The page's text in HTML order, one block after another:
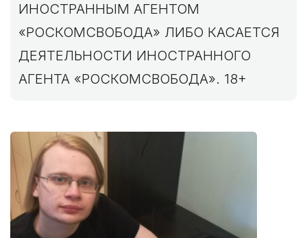
ИНОСТРАННЫМ АГЕНТОМ
«РОСКОМСВОБОДА» ЛИБО КАСАЕТСЯ
ДЕЯТЕЛЬНОСТИ ИНОСТРАННОГО
АГЕНТА «РОСКОМСВОБОДА». 18+